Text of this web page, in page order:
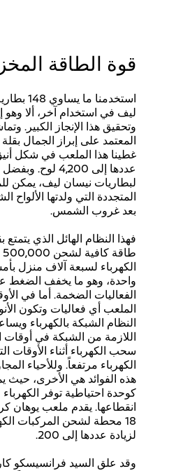
قوة الطاقة
ليف في استخدام آخر، ألا
وتحقيق هذا الإنجاز الكبير.
المعتمد على إبراز الجمال
غطينا هذا الملعب في شكل
عددها إلى 4,200
لبطاريات نيسان ليف، يمكن
المتجددة التي ولدتها
بعد غروب الشمس.
الكهرباء لسبعة آلاف منزل
واحدة، وهو ما يخفف الضغط
الفعاليات الضخمة. أما في
الملعب أي فعاليات وتكون
النظام الشبكة بالكهرباء
اللازمة من الشبكة في
سحب الكهرباء أثناء الأوقات
الكهرباء مرتفعاً. وللأحياء
هذه الفوائد هي الأخرى، حيث
كوحدة احتياطية توفر
انقطاعها. يقدم ملعب يوهان
18 محطة لشحن المركبات
لزيادة عددها إلى 200.
وقد علق السيد فرانسيسكو